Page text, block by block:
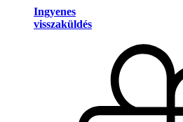
Ingyenes
visszaküldés